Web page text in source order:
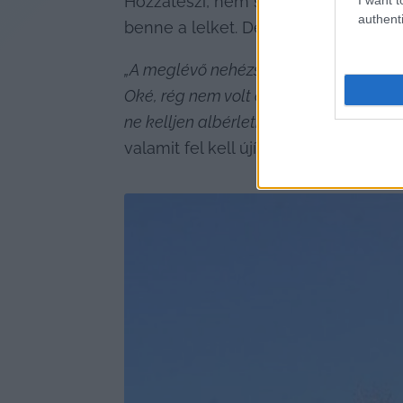
benne a lelket. De most ez a
„A meglévő nehézségek és
Oké, rég nem volt emelés, de
ne kelljen albérletben laknom, és
valamit fel kell újítani, arra nem